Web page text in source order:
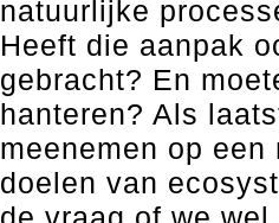
natuurlijke
Heeft die aanpak
gebracht? En
hanteren? Als
meenemen op
doelen van